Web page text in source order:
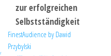
zur erfolgreichen
Selbstständigkeit
FinestAudience by Dawid
Przybylski